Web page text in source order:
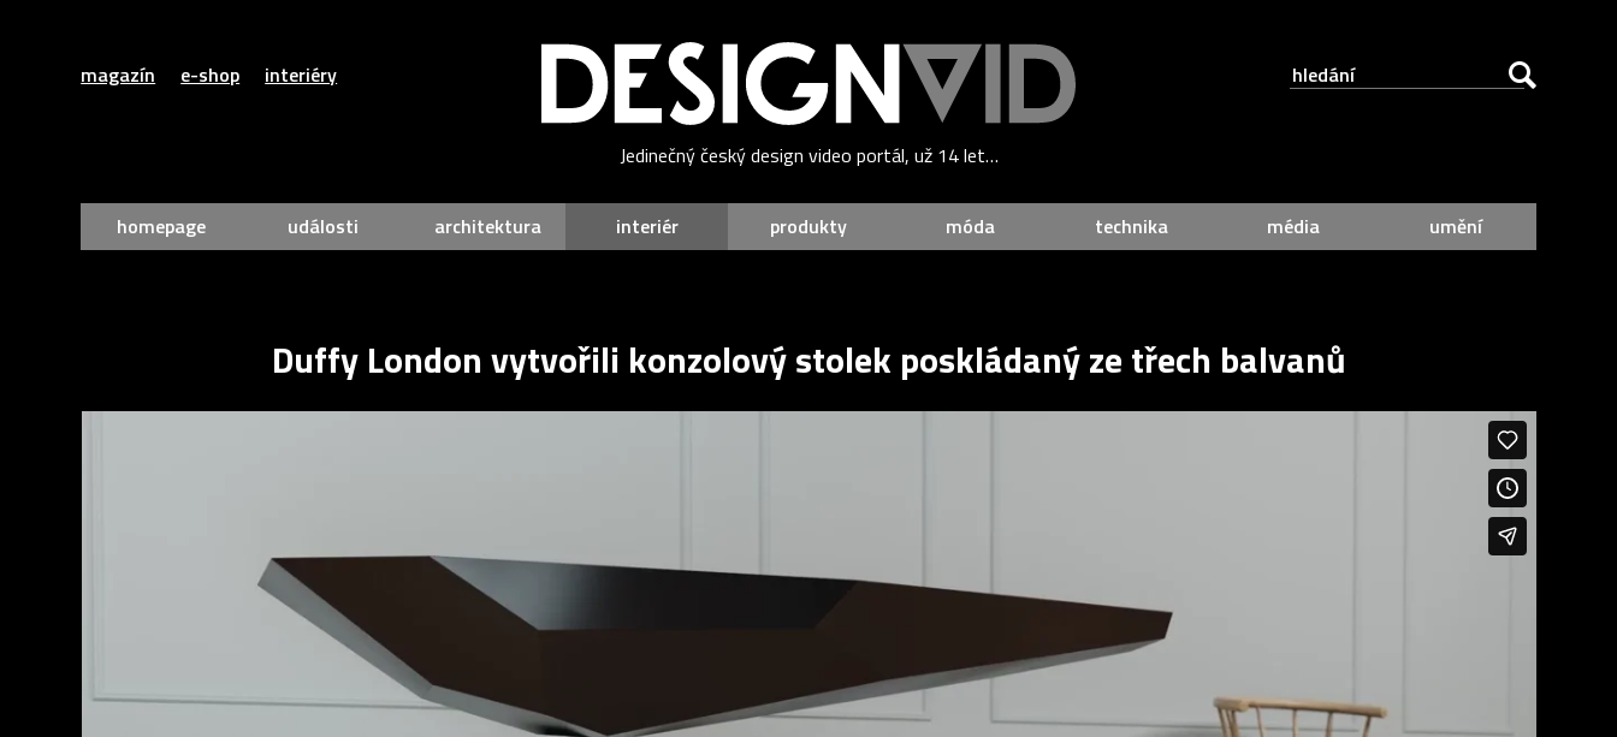
magazín e-shop interiéry
Jedinečný český design video portál, už 14 let…
homepage události architektura interiér produkty móda technika média umění
Duffy London vytvořili konzolový stolek poskládaný ze třech balvanů